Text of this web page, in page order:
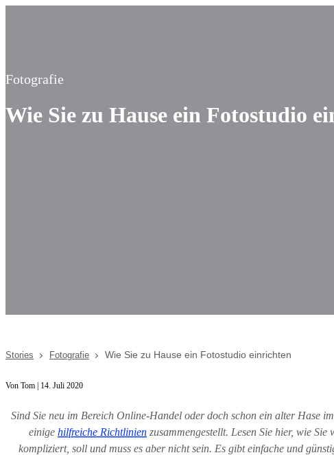
Fotografie
Wie Sie zu Hause ein Fotostudio
Stories Fotografie Wie Sie zu Hause ein Fotostudio einrichten
Von Tom | 14. Juli 2020
Sind Sie neu im Bereich Online-Handel oder doch schon ein alter Hase
einige hilfreiche Richtlinien zusammengestellt. Lesen Sie hier, wie
kompliziert, soll und muss es aber nicht sein. Es gibt einfache und